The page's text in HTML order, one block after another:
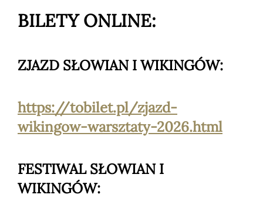
BILETY ONLINE:
ZJAZD SŁOWIAN I WIKINGÓW:
https://tobilet.pl/zjazd-
wikingow-warsztaty-2026.html
FESTIWAL SŁOWIAN I
WIKINGÓW: